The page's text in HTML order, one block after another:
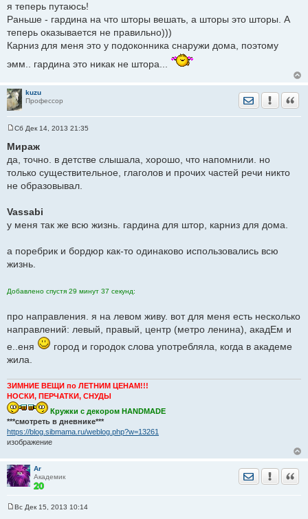
б
е
н
е
я теперь путаюсь!
Раньше - гардина на что шторы вешать, а шторы это шторы. А
теперь оказывается не правильно)))
Карниз для меня это у подоконника снаружи дома, поэтому
эмм.. гардина это никак не штора...
kuzu
Профессор
Отправить
о
б
е
н
Сб Дек 14, 2013 21:35
Мираж
да, точно. в детстве слышала, хорошо, что напомнили. но
только существительное, глаголов и прочих частей речи никто
не образовывал.
Vassabi
у меня так же всю жизнь. гардина для штор, карниз для дома.
а поребрик и бордюр как-то одинаково использовались всю
жизнь.
Добавлено спустя 29 минут 37 секунд:
про направления. я на левом живу. вот для меня есть несколько
направлений: левый, правый, центр (метро ленина), акадЕм и
е..еня
город и городок слова употребляла, когда в академе
жила.
ЗИМНИЕ ВЕЩИ по ЛЕТНИМ ЦЕНАМ!!!
НОСКИ, ПЕРЧАТКИ, СНУДЫ
Кружки с декором HANDMADE
***смотреть в дневнике***
https://blog.sibmama.ru/weblog.php?w=13261
изображение
Ar
Академик
Отправить
Вс Дек 15, 2013 10:14